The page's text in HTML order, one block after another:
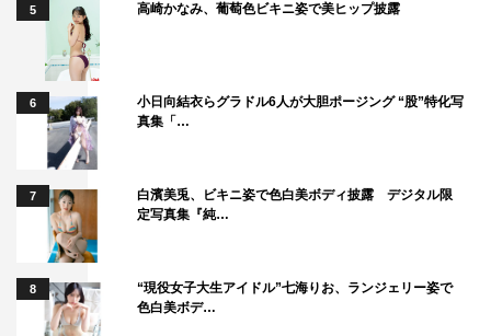
5 高崎かなみ、葡萄色ビキニ姿で美ヒップ披露
6
小日向結衣らグラドル6人が大胆ポージング “股”特化写
真集「…
7
白濱美兎、ビキニ姿で色白美ボディ披露 デジタル限
定写真集『純…
8
“現役女子大生アイドル”七海りお、ランジェリー姿で
色白美ボデ…